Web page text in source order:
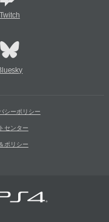
Twitch
シーポリシー
センター
ポリシー